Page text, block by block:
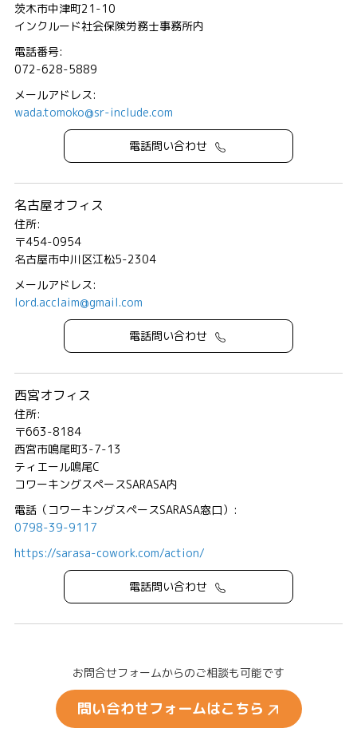
茨木市中津町21-10
インクルード社会保険労務士事務所内
電話番号:
072-628-5889
メールアドレス:
wada.tomoko@sr-include.com
電話問い合わせ
名古屋オフィス
住所:
〒454-0954
名古屋市中川区江松5-2304
メールアドレス:
lord.acclaim@gmail.com
電話問い合わせ
西宮オフィス
住所:
〒663-8184
西宮市鳴尾町3-7-13
ティエール鳴尾C
コワーキングスペースSARASA内
電話（コワーキングスペースSARASA窓口）:
0798-39-9117
https://sarasa-cowork.com/action/
電話問い合わせ
お問合せフォームからのご相談も可能です
問い合わせフォームはこちら